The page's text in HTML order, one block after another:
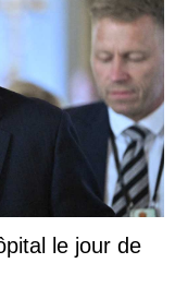
le jour de